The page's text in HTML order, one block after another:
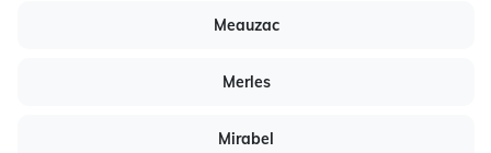
Meauzac
Merles
Mirabel